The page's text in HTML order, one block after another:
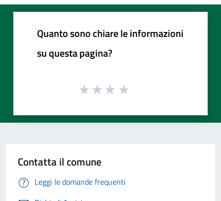
Quanto sono chiare le informazioni
su questa pagina?
Contatta il comune
Leggi le domande frequenti